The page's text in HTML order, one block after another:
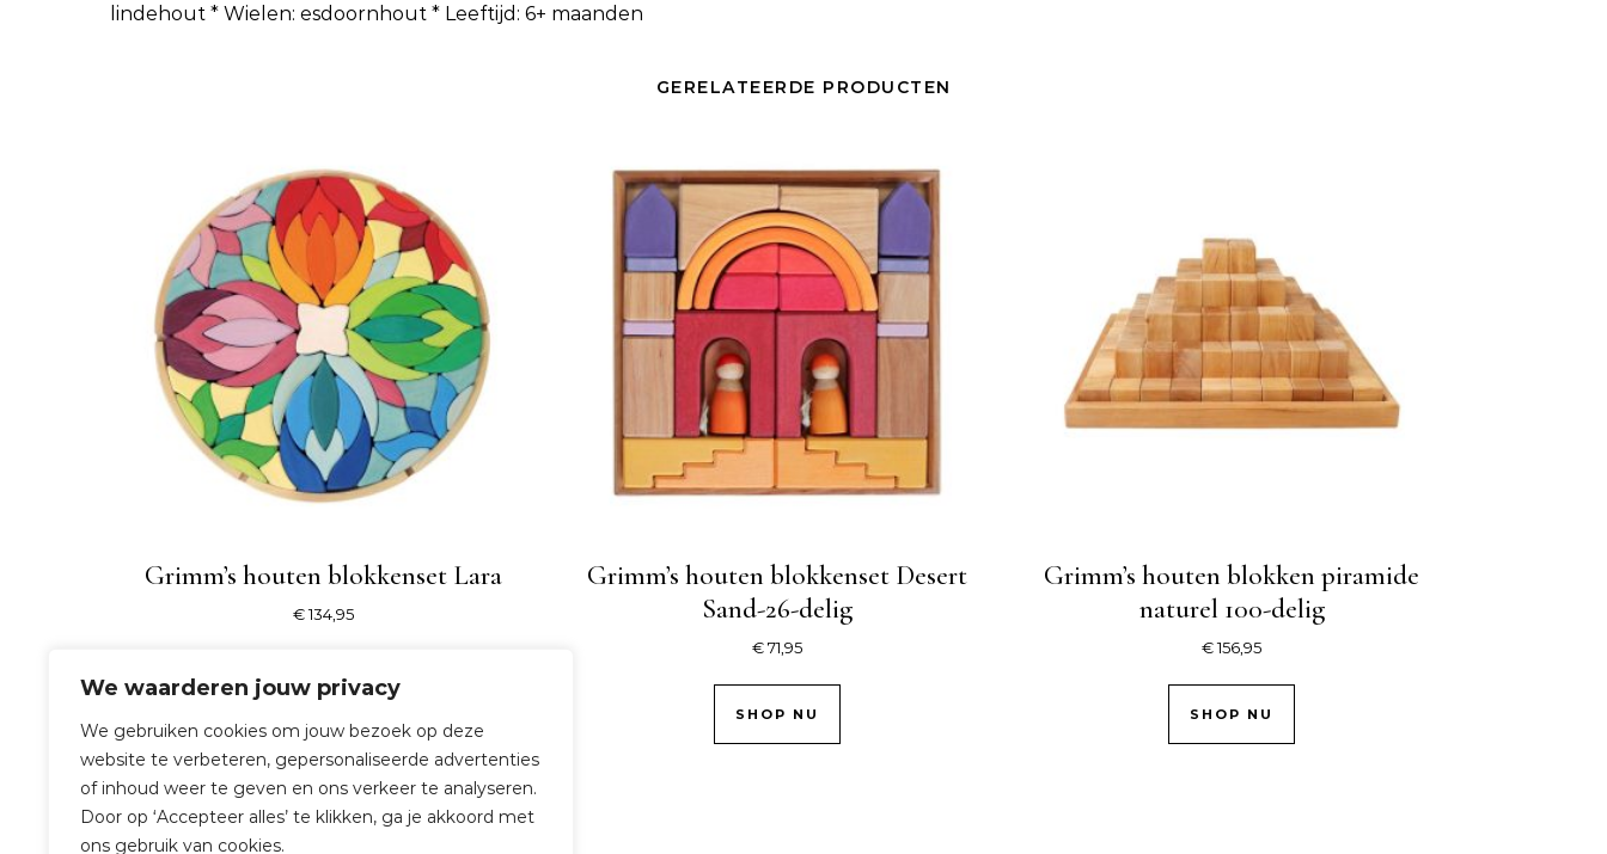
We waarderen jouw privacy
We gebruiken cookies om jouw bezoek op deze
website te verbeteren, gepersonaliseerde advertenties
of inhoud weer te geven en ons verkeer te analyseren.
Door op ‘Accepteer alles’ te klikken, ga je akkoord met
ons gebruik van cookies.
lindehout * Wielen: esdoornhout * Leeftijd: 6+ maanden
GERELATEERDE PRODUCTEN
Grimm’s houten blokkenset Lara
€134,95
SHOP NU
Grimm’s houten blokkenset Desert
Sand-26-delig
€71,95
SHOP NU
Grimm’s houten blokken piramide
naturel 100-delig
€156,95
SHOP NU